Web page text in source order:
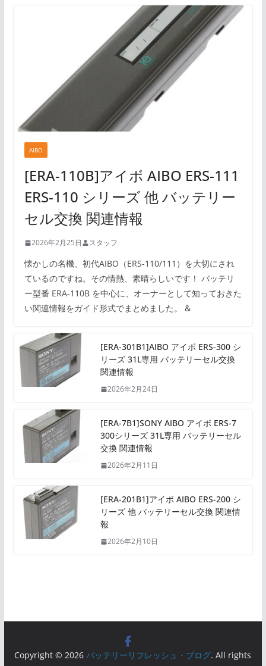
AIBO
[ERA-110B]アイボ AIBO ERS-111
ERS-110 シリーズ 他 バッテリー
セル交換 関連情報
2026年2月25日 スタッフ
懐かしの名機、初代AIBO（ERS-110/111）を大切にされ
ているのですね。その情熱、素晴らしいです！ バッテリ
ー型番 ERA-110B を中心に、オーナーとして知っておきた
い関連情報をガイド形式でまとめました。 &
[ERA-301B1]AIBO アイボ ERS-300 シ
リーズ 31L専用 バッテリーセル交換
関連情報
2026年2月24日
[ERA-7B1]SONY AIBO アイボ ERS-7
300シリーズ 31L専用 バッテリーセル
交換 関連情報
2026年2月11日
[ERA-201B1]アイボ AIBO ERS-200 シ
リーズ 他 バッテリーセル交換 関連情
報
2026年2月10日
Copyright © 2026バッテリーリフレッシュ・ブログ. All rights